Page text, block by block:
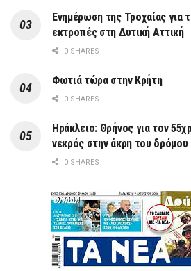
Ενημέρωση της Τροχαίας για
εκτροπές στη Δυτική Αττική
0 SHARES
Φωτιά τώρα στην Κρήτη
0 SHARES
Ηράκλειο: Θρήνος για τον
νεκρός στην άκρη του
0 SHARES